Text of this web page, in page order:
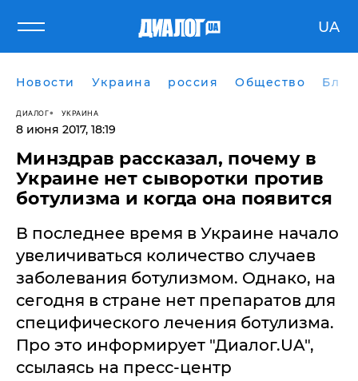
UA
Новости Украина россия Общество
ДИАЛОГ УКРАИНА
8 июня 2017, 18:19
Минздрав рассказал, почему в
Украине нет сыворотки против
ботулизма и когда она появится
В последнее время в Украине начало
увеличиваться количество случаев
заболевания ботулизмом. Однако, на
сегодня в стране нет препаратов для
специфического лечения ботулизма.
Про это информирует "Диалог.UA",
ссылаясь на пресс-центр